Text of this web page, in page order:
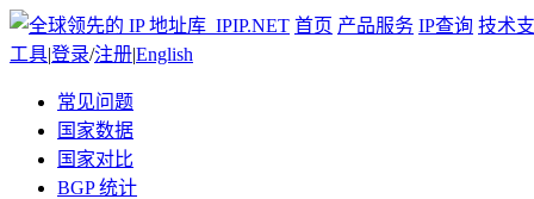
首页 产品服务 IP查询 技术
工具|登录/注册|English
常见问题
国家数据
国家对比
BGP 统计